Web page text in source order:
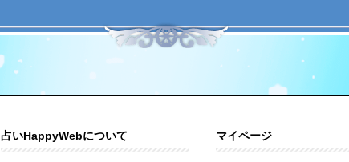
占いHappyWebについて マイページ